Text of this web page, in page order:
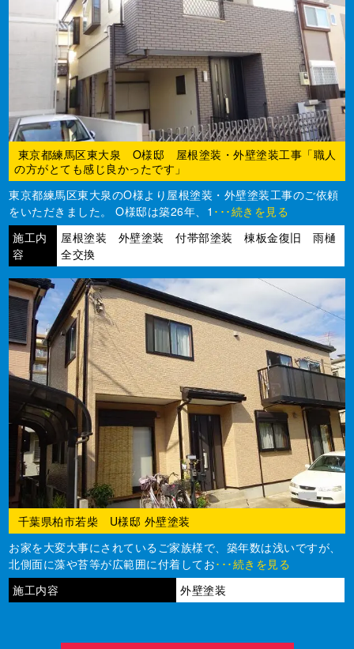
東京都練馬区東大泉 O様邸 屋根塗装・外壁塗装工事「職人
の方がとても感じ良かったです」
東京都練馬区東大泉のO様より屋根塗装・外壁塗装工事のご依頼
をいただきました。 O様邸は築26年、1 ･･･続きを見る
施工内
容
屋根塗装 外壁塗装 付帯部塗装 棟板金復旧 雨樋
全交換
千葉県柏市若柴 U様邸 外壁塗装
お家を大変大事にされているご家族様で、築年数は浅いですが、
北側面に藻や苔等が広範囲に付着してお･･･続きを見る
施工内容
外壁塗装